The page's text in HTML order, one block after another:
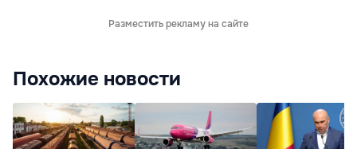
Разместить рекламу на сайте
Похожие новости